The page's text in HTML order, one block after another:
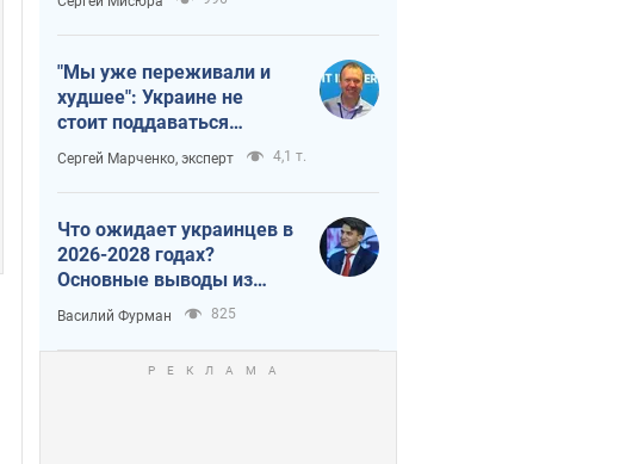
"Мы уже переживали и
худшее": Украине не
стоит поддаваться
отчаянию из-за
ракетного террора
Сергей Марченко, эксперт 4,1 т.
Что ожидает украинцев в
2026-2028 годах?
Основные выводы из
новых прогнозов от НБУ
Василий Фурман 825